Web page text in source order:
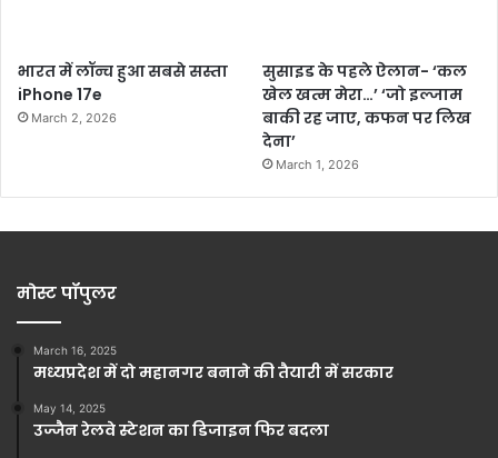
भारत में लॉन्च हुआ सबसे सस्ता
iPhone 17e
March 2, 2026
सुसाइड के पहले ऐलान- ‘कल
खेल खत्म मेरा…’ ‘जो इल्जाम
बाकी रह जाए, कफन पर लिख
देना’
March 1, 2026
मोस्ट पॉपुलर
March 16, 2025
मध्यप्रदेश में दो महानगर बनाने की तैयारी में सरकार
May 14, 2025
उज्जैन रेलवे स्टेशन का डिजाइन फिर बदला